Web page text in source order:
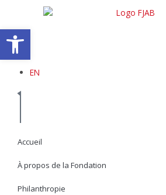
contenu
EN
Accueil
À propos de la Fondation
Philanthropie
Ouvrir la barre d’outils